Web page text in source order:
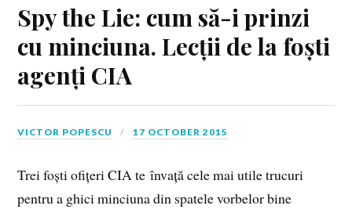
Spy the Lie: cum să-i prinzi
cu minciuna. Lecții de la foști
agenți CIA
VICTOR POPESCU 17 OCTOBER 2015
Trei foști ofițeri CIA te învață cele mai utile trucuri
pentru a ghici minciuna din spatele vorbelor bine